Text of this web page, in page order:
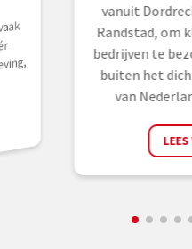
vanuit
Randstad, om
bedrijven te
buiten het
van